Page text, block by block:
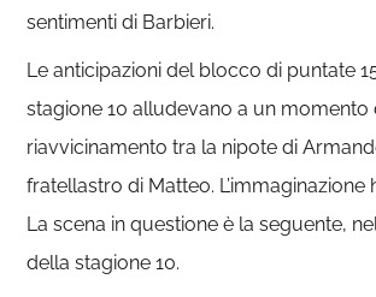
sentimenti di Barbieri.
Le anticipazioni del blocco di puntate
stagione 10 alludevano a un momento
riavvicinamento tra la nipote di
fratellastro di Matteo. L’immaginazione
La scena in questione è la seguente,
della stagione 10.